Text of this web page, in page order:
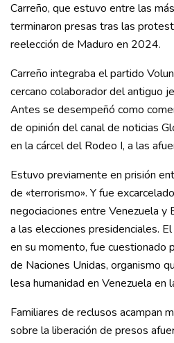
Carreño, que estuvo entre las
terminaron presas tras las
reelección de Maduro en 2024.
Carreño integraba el partido
cercano colaborador del antiguo
Antes se desempeñó como
de opinión del canal de noticias
en la cárcel del Rodeo I, a las
Estuvo previamente en prisión
de «terrorismo». Y fue
negociaciones entre Venezuela y
a las elecciones presidenciales.
en su momento, fue cuestionado
de Naciones Unidas, organismo
lesa humanidad en Venezuela
Familiares de reclusos acampan
sobre la liberación de presos